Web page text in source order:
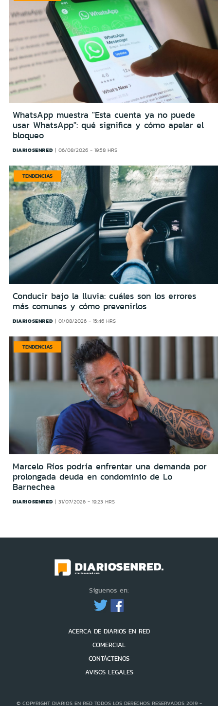
WhatsApp muestra "Esta cuenta ya no puede
usar WhatsApp": qué significa y cómo apelar el
bloqueo
DIARIOSENRED 06/08/2026 - 19:58 HRS
TENDENCIAS
Conducir bajo la lluvia: cuáles son los errores
más comunes y cómo prevenirlos
DIARIOSENRED 01/08/2026 - 15:46 HRS
TENDENCIAS
Marcelo Ríos podría enfrentar una demanda por
prolongada deuda en condominio de Lo
Barnechea
DIARIOSENRED 31/07/2026 - 19:23 HRS
Síguenos en:
ACERCA DE DIARIOS EN RED
COMERCIAL
CONTÁCTENOS
AVISOS LEGALES
© COPYRIGHT DIARIOS EN RED TODOS LOS DERECHOS RESERVADOS 2019 -